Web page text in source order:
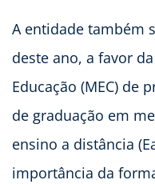
A entidade também
deste ano, a favor
Educação (MEC) de
de graduação em
ensino a distância
importância da